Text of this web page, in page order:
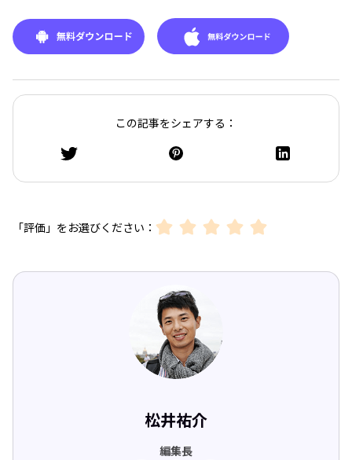
この記事をシェアする：
「評価」をお選びください：
松井祐介
編集長